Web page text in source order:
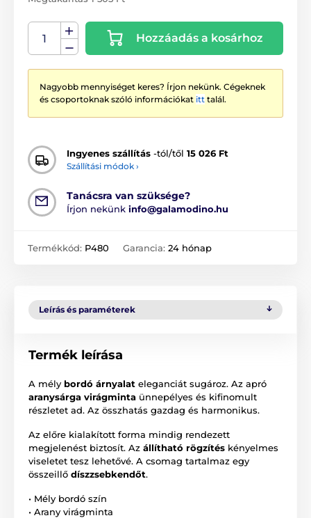
Hozzáadás a kosárhoz
Nagyobb mennyiséget keres? Írjon nekünk. Cégeknek
és csoportoknak szóló információkat itt talál.
Ingyenes szállítás -tól/től 15 026 Ft
Szállítási módok ›
Tanácsra van szüksége?
Írjon nekünk info@galamodino.hu
Termékkód: P480 Garancia: 24 hónap
Leírás és paraméterek
Termék leírása
A mély bordó árnyalat eleganciát sugároz. Az apró
aranysárga virágminta ünnepélyes és kifinomult
részletet ad. Az összhatás gazdag és harmonikus.
Az előre kialakított forma mindig rendezett
megjelenést biztosít. Az állítható rögzítés kényelmes
viseletet tesz lehetővé. A csomag tartalmaz egy
összeillő díszzsebkendőt.
• Mély bordó szín
• Arany virágminta